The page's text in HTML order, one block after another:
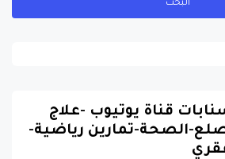
قناة يوتيوب -علاج
الصحة-تمارين رياضية-